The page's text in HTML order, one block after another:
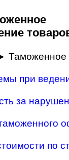
Таможенное
при
за
по